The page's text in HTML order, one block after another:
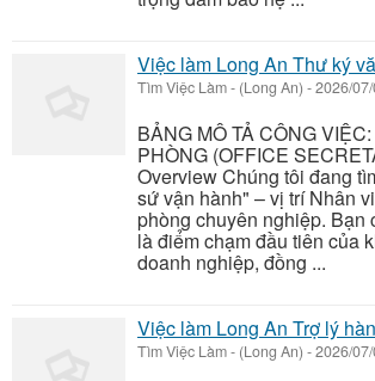
Việc làm Long An Thư ký
Tìm Việc Làm- (Long An) -2026/
BẢNG MÔ TẢ CÔNG
PHÒNG (OFFICE
Overview Chúng tôi đang
sứ vận hành" – vị trí Nhân
phòng chuyên nghiệp. Bạn
là điểm chạm đầu tiên của
doanh nghiệp, đồng ...
Việc làm Long An Trợ lý
Tìm Việc Làm- (Long An) -2026/